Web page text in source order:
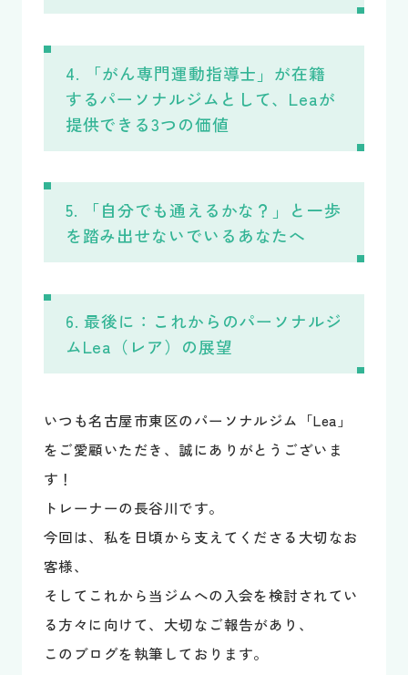
4. 「がん専門運動指導士」が在籍
するパーソナルジムとして、Leaが
提供できる3つの価値
5. 「自分でも通えるかな？」と一歩
を踏み出せないでいるあなたへ
6. 最後に：これからのパーソナルジ
ムLea（レア）の展望
いつも名古屋市東区のパーソナルジム「Lea」
をご愛顧いただき、誠にありがとうございま
す！
トレーナーの長谷川です。
今回は、私を日頃から支えてくださる大切なお
客様、
そしてこれから当ジムへの入会を検討されてい
る方々に向けて、大切なご報告があり、
このブログを執筆しております。